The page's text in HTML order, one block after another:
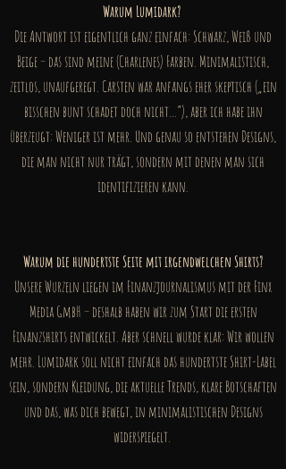
Warum Lumidark?
Die Antwort ist eigentlich ganz einfach: Schwarz, Weiß und
Beige – das sind meine (Charlenes) Farben. Minimalistisch,
zeitlos, unaufgeregt. Carsten war anfangs eher skeptisch („ein
bisschen bunt schadet doch nicht…“), aber ich habe ihn
überzeugt: Weniger ist mehr. Und genau so entstehen Designs,
die man nicht nur trägt, sondern mit denen man sich
identifizieren kann.
Warum die hundertste Seite mit irgendwelchen Shirts?
Unsere Wurzeln liegen im Finanzjournalismus mit der Finx
Media GmbH – deshalb haben wir zum Start die ersten
Finanzshirts entwickelt. Aber schnell wurde klar: Wir wollen
mehr. Lumidark soll nicht einfach das hundertste Shirt-Label
sein, sondern Kleidung, die aktuelle Trends, klare Botschaften
und das, was dich bewegt, in minimalistischen Designs
widerspiegelt.